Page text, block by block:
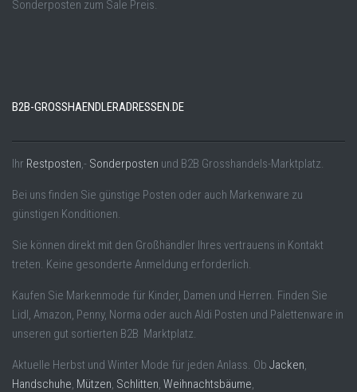
Sonderposten zum Sale Preis.
B2B-GROSSHAENDLERADRESSEN.DE
Ihr Restposten ,- Sonderposten und B2B Grosshandels-Marktplatz.
Bei uns finden Sie günstige Posten oder auch Markenware zu
günstigen Konditionen.
Sie können direkt mit den Großhändler Ihres vertrauens in Kontakt
treten. Keine gesonderte Anmeldung erforderlich.
Kaufen Sie Markenmode für Kinder, Damen und Herren. Finden Sie
Lidl, Amazon, Penny, Norma oder auch Aldi Posten und Palettenware in
unseren gut sortierten B2B Marktplatz.
Aktuelle Herbst und Winter Mode für jeden Anlass. Ob Jacken
Handschuhe Mützen Schlitten Weihnachtsbäume